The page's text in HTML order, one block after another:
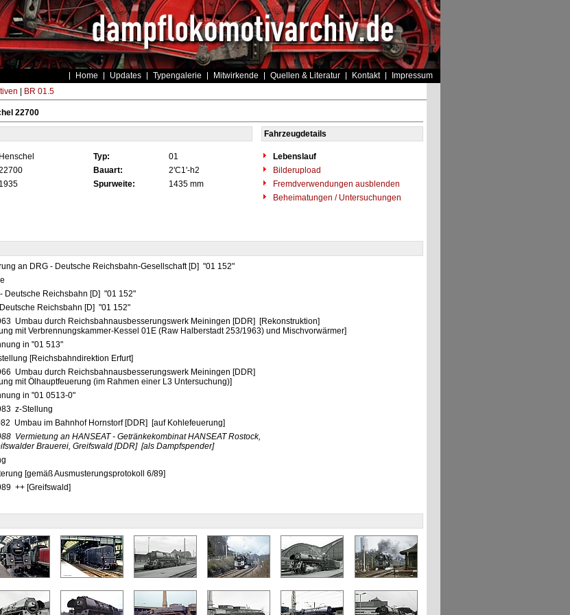
Home Updates Typengalerie Mitwirkende Quellen & Literatur Kontakt Impressum
BR 01.5
22700
Fahrzeugdetails
Henschel Typ: 01
Lebenslauf
Bauart: 2'C1'-h2
Bilderupload
1935 Spurweite: 1435 mm
Fremdverwendungen ausblenden
Beheimatungen / Untersuchungen
an DRG - Deutsche Reichsbahn-Gesellschaft [D] "01 152"
Deutsche Reichsbahn [D] "01 152"
Reichsbahn [D] "01 152"
Umbau durch Reichsbahnausbesserungswerk Meiningen [DDR] [Rekonstruktion]
mit Verbrennungskammer-Kessel 01E (Raw Halberstadt 253/1963) und Mischvorwärmer]
in "01 513"
[Reichsbahndirektion Erfurt]
Umbau durch Reichsbahnausbesserungswerk Meiningen [DDR]
mit Ölhauptfeuerung (im Rahmen einer L3 Untersuchung)]
in "01 0513-0"
z-Stellung
Umbau im Bahnhof Hornstorf [DDR] [auf Kohlefeuerung]
Vermietung an HANSEAT - Getränkekombinat HANSEAT Rostock,
Brauerei, Greifswald [DDR] [als Dampfspender]
[gemäß Ausmusterungsprotokoll 6/89]
++ [Greifswald]